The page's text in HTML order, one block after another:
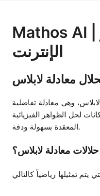
Mathos AI | حلال معادلة لابلاس - حل معادلة لابلاس عبر
الإنترنت
معادلة لابلاس
وهي معادلة تفاضلية
لحل الظواهر الفيزيائية
المعقدة بسهولة ودقة.
معادلة لابلاس؟